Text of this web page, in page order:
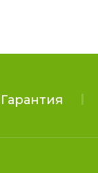
Гарантия